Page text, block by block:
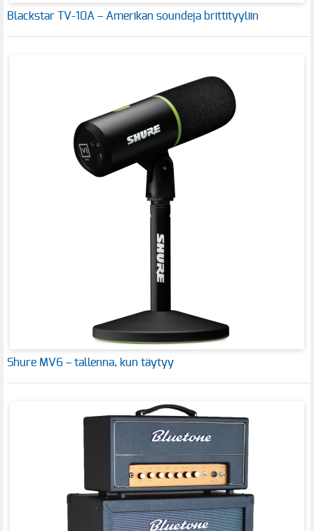
Blackstar TV-10A – Amerikan soundeja brittityyliin
Shure MV6 – tallenna, kun täytyy